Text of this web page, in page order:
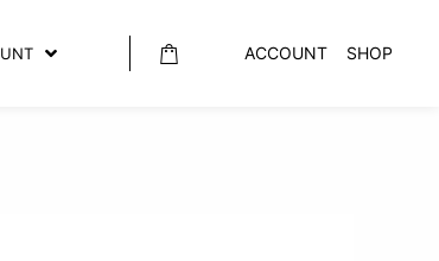
ACCOUNT SHOP